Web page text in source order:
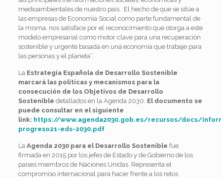
medioambientales de nuestro país. El hecho de que se sitúe a
las empresas de Economía Social como parte fundamental de
la misma, nos satisface por el reconocimiento que otorga a este
modelo empresarial como motor clave para una recuperación
sostenible y urgente basada en una economía que trabaje para
las personas y el planeta”.
La Estrategia Española de Desarrollo Sostenible
marcará las políticas y mecanismos para la
consecución de los Objetivos de Desarrollo
Sostenible detallados en la Agenda 2030. El documento se
puede consultar en el siguiente
link: https://www.agenda2030.gob.es/recursos/docs/
progreso21-eds-2030.pdf
La Agenda 2030 para el Desarrollo Sostenible fue
firmada en 2015 por los jefes de Estado y de Gobierno de los
países miembros de Naciones Unidas. Representa el
compromiso internacional para hacer frente a los retos